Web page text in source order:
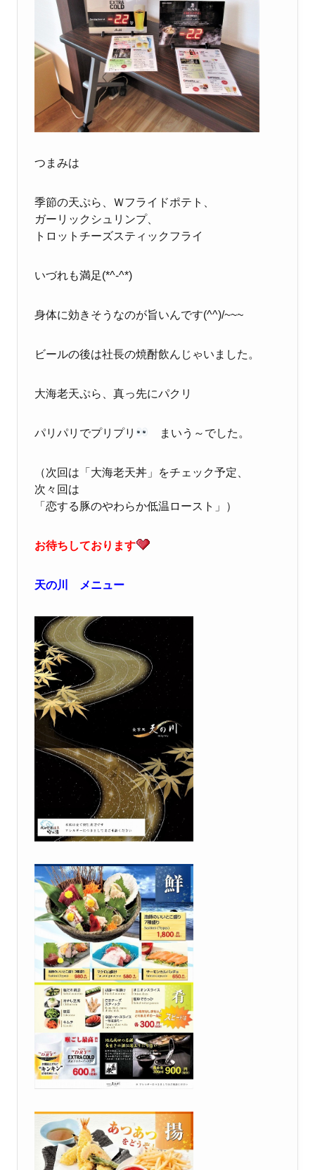
つまみは
季節の天ぷら、Ｗフライドポテト、
ガーリックシュリンプ、
トロットチーズスティックフライ
いづれも満足(*^-^*)
身体に効きそうなのが旨いんです(^^)/~~~
ビールの後は社長の焼酎飲んじゃいました。
大海老天ぷら、真っ先にパクリ
パリパリでプリプリ まいう～でした。
（次回は「大海老天丼」をチェック予定、
次々回は
「恋する豚のやわらか低温ロースト」）
お待ちしております
天の川 メニュー